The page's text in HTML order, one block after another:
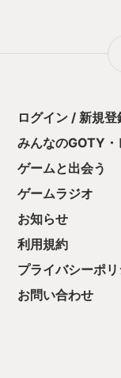
自身も10代の頃
従い、ボタンを押
す。 住宅環境の
ありました。 そ
中年になると忘れ
ありました。 ま
と、 自分自身が
本作のナラティブ
海外のインディ
エイターによっ
すが、多言語対応
損なうことなく
Write Games Not
ログイン / 新規登
みんなのGOTY
ゲームと出会う
ゲームラジオ
お知らせ
利用規約
プライバシーポ
お問い合わせ